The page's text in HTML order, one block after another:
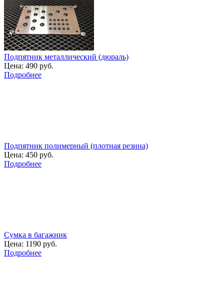
Подпятник металлический (дюраль)
Цена: 490 руб.
Подробнее
Подпятник полимерный (плотная резина)
Цена: 450 руб.
Подробнее
Сумка в багажник
Цена: 1190 руб.
Подробнее